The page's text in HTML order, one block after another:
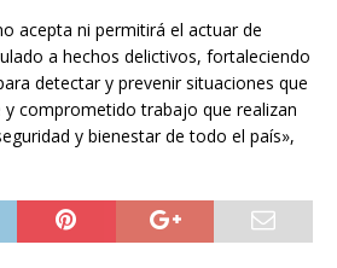
acepta ni permitirá el actuar de
a hechos delictivos, fortaleciendo
detectar y prevenir situaciones que
comprometido trabajo que realizan
y bienestar de todo el país»,